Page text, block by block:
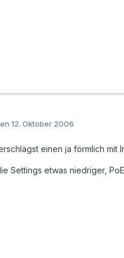
12. Oktober 2006
einen ja förmlich mit
Settings etwas niedriger,